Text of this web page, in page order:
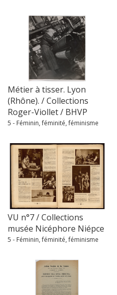
Métier à tisser. Lyon
(Rhône). / Collections
Roger-Viollet / BHVP
5 - Féminin, féminité, féminisme
VU n°7 / Collections
musée Nicéphore Niépce
5 - Féminin, féminité, féminisme